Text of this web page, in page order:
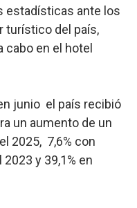
estadísticas ante los
turístico del país,
cabo en el hotel
junio el país recibió
un aumento de un
2025, 7,6% con
y 39,1% en